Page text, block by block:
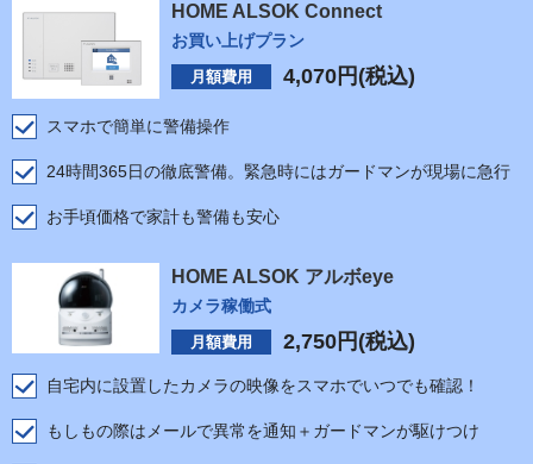
HOME ALSOK Connect
お買い上げプラン
月額費用 4,070 円(税込)
スマホで簡単に警備操作
24時間365日の徹底警備。緊急時にはガードマンが現場に急行
お手頃価格で家計も警備も安心
HOME ALSOK アルボeye
カメラ稼働式
月額費用 2,750 円(税込)
自宅内に設置したカメラの映像をスマホでいつでも確認！
もしもの際はメールで異常を通知＋ガードマンが駆けつけ